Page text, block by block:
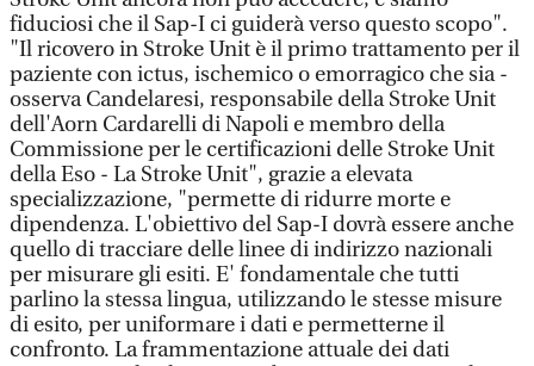
fiduciosi che il Sap-I ci guiderà verso questo scopo".
"Il ricovero in Stroke Unit è il primo trattamento per il
paziente con ictus, ischemico o emorragico che sia -
osserva Candelaresi, responsabile della Stroke Unit
dell'Aorn Cardarelli di Napoli e membro della
Commissione per le certificazioni delle Stroke Unit
della Eso - La Stroke Unit", grazie a elevata
specializzazione, "permette di ridurre morte e
dipendenza. L'obiettivo del Sap-I dovrà essere anche
quello di tracciare delle linee di indirizzo nazionali
per misurare gli esiti. E' fondamentale che tutti
parlino la stessa lingua, utilizzando le stesse misure
di esito, per uniformare i dati e permetterne il
confronto. La frammentazione attuale dei dati